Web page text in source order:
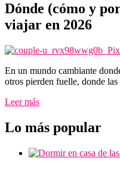
Dónde (cómo y
viajar en 2026
En un mundo cambiante
otros pierden fuelle, donde
Leer más
Lo más popular